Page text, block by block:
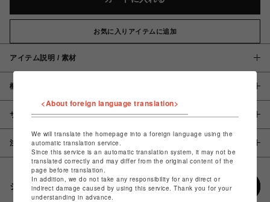
お気に入りアイテムに追加
アイテム説明 / 素材
概要
サイズ
注意事項
シェアする
<About foreign language translation>
We will translate the homepage into a foreign language using the
automatic translation service.
Since this service is an automatic translation system, it may not be
translated correctly and may differ from the original content of the
page before translation.
In addition, we do not take any responsibility for any direct or
indirect damage caused by using this service. Thank you for your
understanding in advance.